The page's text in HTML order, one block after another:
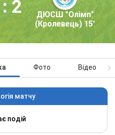
2
ДЮСШ "Олімп"
(Кролевець) 15'
Фото Відео
матчу
подій